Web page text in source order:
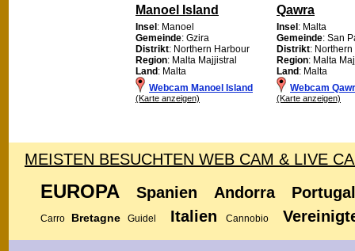
Manoel Island
Insel: Manoel
Gemeinde: Gzira
Distrikt: Northern Harbour
Region: Malta Majjistral
Land: Malta
Webcam Manoel Island
(Karte anzeigen)
Qawra
Insel: Malta
Gemeinde: San
Distrikt: Northern
Region: Malta
Land: Malta
Webcam
(Karte anzeigen)
MEISTEN BESUCHTEN WEB CAM & LIVE
EUROPA Spanien Andorra Portugal
Carro Bretagne Guidel Italien Cannobio